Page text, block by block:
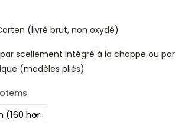
(livré brut, non oxydé)
scellement intégré à la chappe ou par
(modèles pliés)